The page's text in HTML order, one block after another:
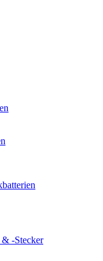
& -Stecker